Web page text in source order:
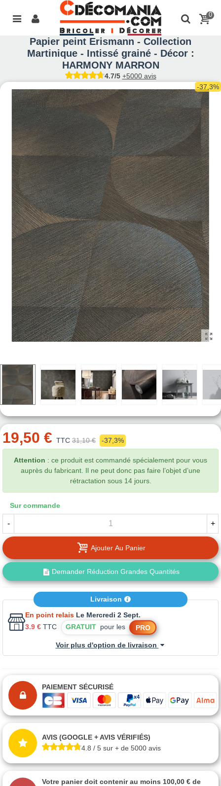
0
Papier peint Erismann - Collection
Martinique - Intissé grainé - Décor :
HARMONY MARRON
4.7/5 +5000 avis
-37,3%
19,50 € TTC 31,10 € -37,3%
Attention : ce produit est commandé spécialement pour vous
auprès du fabricant. Il ne peut donc pas faire l’objet d’une
rétractation sous 14 jours.
Sur commande
- +
Ajouter Au Panier
Demander Réduction Grandes Quantités
Livraison
En point relais Le Mercredi 2 Sept.
3.9 € TTC GRATUIT pour les PRO
Voir plus d'option de livraison
PAIEMENT SÉCURISÉ
AVIS (GOOGLE + AVIS VÉRIFIÉS)
4.8 / 5 sur + de 5000 avis
Votre panier doit contenir au moins 100,00 € de